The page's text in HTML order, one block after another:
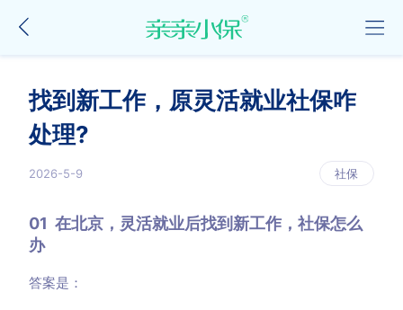
找到新工作，原灵活就业社保咋
处理?
2026-5-9 社保
01 在北京，灵活就业后找到新工作，社保怎么
办
答案是：